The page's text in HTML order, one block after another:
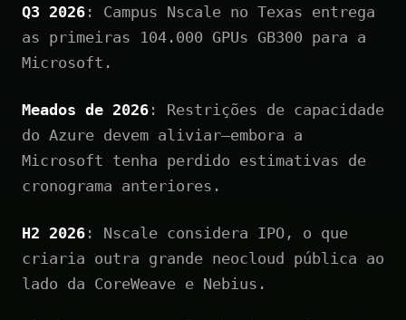
Q3 2026 : Campus Nscale no Texas entrega
as primeiras 104.000 GPUs GB300 para a
Microsoft.
Meados de 2026 : Restrições de capacidade
do Azure devem aliviar—embora a
Microsoft tenha perdido estimativas de
cronograma anteriores.
H2 2026 : Nscale considera IPO, o que
criaria outra grande neocloud pública ao
lado da CoreWeave e Nebius.